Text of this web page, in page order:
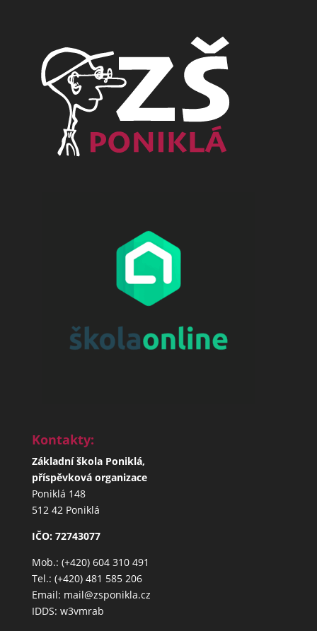
Kontakty:
Základní škola Poniklá,
příspěvková organizace
Poniklá 148
512 42 Poniklá
IČO: 72743077
Mob.: (+420) 604 310 491
Tel.: (+420) 481 585 206
Email: mail@zsponikla.cz
IDDS: w3vmrab